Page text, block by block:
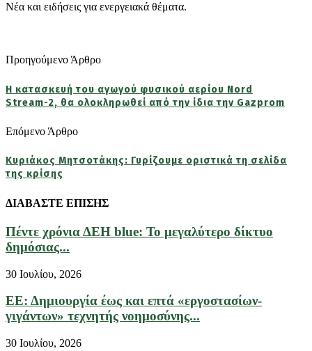
Νέα και ειδήσεις για ενεργειακά θέματα.
Προηγούμενο Άρθρο
Η κατασκευή του αγωγού φυσικού αερίου Nord
Stream-2, θα ολοκληρωθεί από την ίδια την Gazprom
Επόμενο Άρθρο
Κυριάκος Μητσοτάκης: Γυρίζουμε οριστικά τη σελίδα
της κρίσης
ΔΙΑΒΑΣΤΕ ΕΠΙΣΗΣ
Πέντε χρόνια ΔΕΗ blue: Το μεγαλύτερο δίκτυο
δημόσιας...
30 Ιουλίου, 2026
ΕΕ: Δημιουργία έως και επτά «εργοστασίων-
γιγάντων» τεχνητής νοημοσύνης...
30 Ιουλίου, 2026